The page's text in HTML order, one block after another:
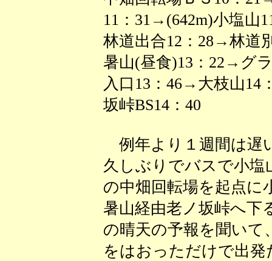
11：31→(642m)小塩山
林道出合12：28→林道
暑山(昼食)13：22→グ
入口13：46→大枝山14
坂峠BS14：40
例年より１週間は遅
久しぶりでバスで小塩
の中畑回転場を起点に
暑山経由老ノ坂峠へ下
の晴天の予報を聞いて
をはおっただけで出発